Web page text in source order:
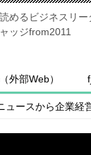
めるビジネスリ
ッジfrom2011
外部Web）
ュースから企業経